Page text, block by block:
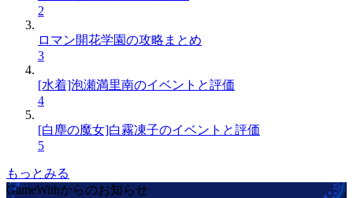
2
ロマン開花学園の攻略まとめ
3
[水着]泡瀬満里南のイベントと評価
4
[白塵の魔女]白霧凍子のイベントと評価
5
もっとみる
GameWithからのお知らせ